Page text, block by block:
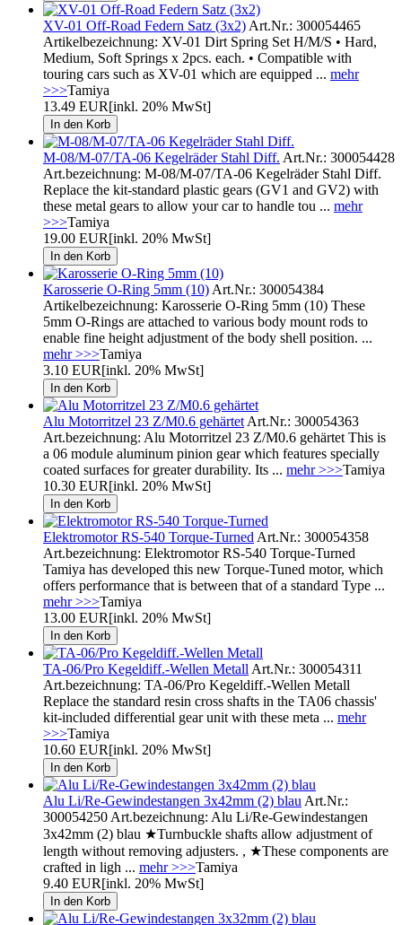
XV-01 Off-Road Federn Satz (3x2) Art.Nr.: 300054465
Artikelbezeichnung: XV-01 Dirt Spring Set H/M/S • Hard,
Medium, Soft Springs x 2pcs. each. • Compatible with
touring cars such as XV-01 which are equipped ... mehr
>>>Tamiya
13.49 EUR[inkl. 20% MwSt]
M-08/M-07/TA-06 Kegelräder Stahl Diff. Art.Nr.: 300054428
Art.bezeichnung: M-08/M-07/TA-06 Kegelräder Stahl Diff.
Replace the kit-standard plastic gears (GV1 and GV2) with
these metal gears to allow your car to handle tou ... mehr
>>>Tamiya
19.00 EUR[inkl. 20% MwSt]
Karosserie O-Ring 5mm (10) Art.Nr.: 300054384
Artikelbezeichnung: Karosserie O-Ring 5mm (10) These
5mm O-Rings are attached to various body mount rods to
enable fine height adjustment of the body shell position. ...
mehr >>>Tamiya
3.10 EUR[inkl. 20% MwSt]
Alu Motorritzel 23 Z/M0.6 gehärtet Art.Nr.: 300054363
Art.bezeichnung: Alu Motorritzel 23 Z/M0.6 gehärtet This is
a 06 module aluminum pinion gear which features specially
coated surfaces for greater durability. Its ... mehr >>>Tamiya
10.30 EUR[inkl. 20% MwSt]
Elektromotor RS-540 Torque-Turned Art.Nr.: 300054358
Art.bezeichnung: Elektromotor RS-540 Torque-Turned
Tamiya has developed this new Torque-Tuned motor, which
offers performance that is between that of a standard Type ...
mehr >>>Tamiya
13.00 EUR[inkl. 20% MwSt]
TA-06/Pro Kegeldiff.-Wellen Metall Art.Nr.: 300054311
Art.bezeichnung: TA-06/Pro Kegeldiff.-Wellen Metall
Replace the standard resin cross shafts in the TA06 chassis'
kit-included differential gear unit with these meta ... mehr
>>>Tamiya
10.60 EUR[inkl. 20% MwSt]
Alu Li/Re-Gewindestangen 3x42mm (2) blau Art.Nr.:
300054250 Art.bezeichnung: Alu Li/Re-Gewindestangen
3x42mm (2) blau ★Turnbuckle shafts allow adjustment of
length without removing adjusters. , ★These components are
crafted in ligh ... mehr >>>Tamiya
9.40 EUR[inkl. 20% MwSt]